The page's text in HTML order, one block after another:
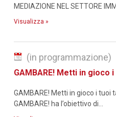
MEDIAZIONE NEL SETTORE
Visualizza »
GAMBARE! Metti in gioco
GAMBARE! Metti in gioco i tuoi
GAMBARE! ha l’obiettivo di...
(in programmazione)